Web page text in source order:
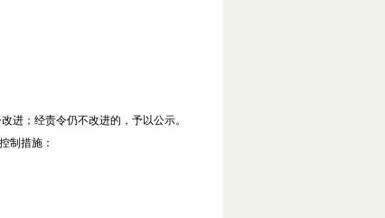
进；经责令仍不改进的，予以公示。
制措施：